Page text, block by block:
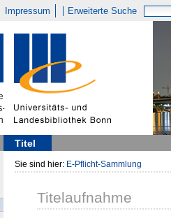
Impressum Erweiterte Suche
Titel
Sie sind hier: E-Pflicht-Sammlung
Titelaufnahme